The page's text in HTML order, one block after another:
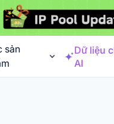
sản
Dữ liệu
AI